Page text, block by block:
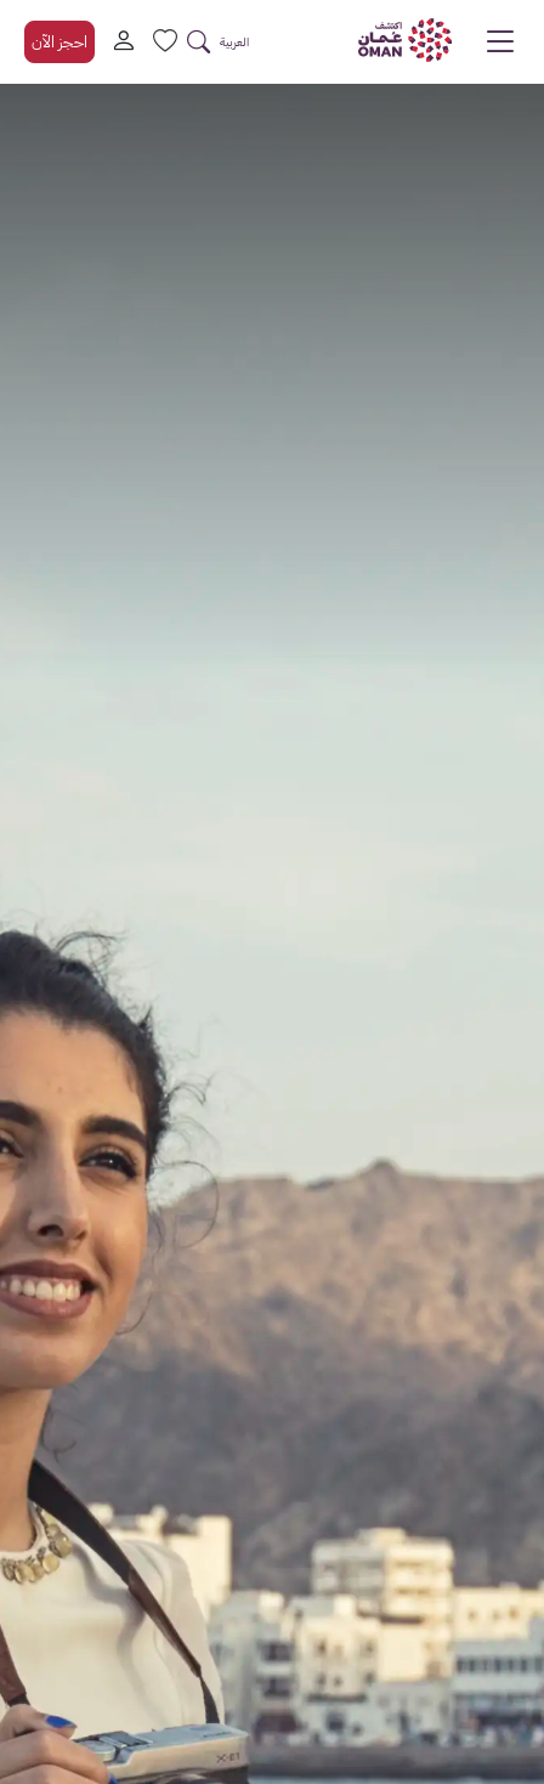
العربية احجز الآن